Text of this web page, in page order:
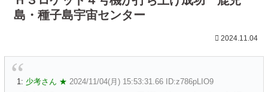
島・種子島宇宙センター
2024.11.04
1: 少考さん ★ 2024/11/04(月) 15:53:31.66 ID:z786pLIO9